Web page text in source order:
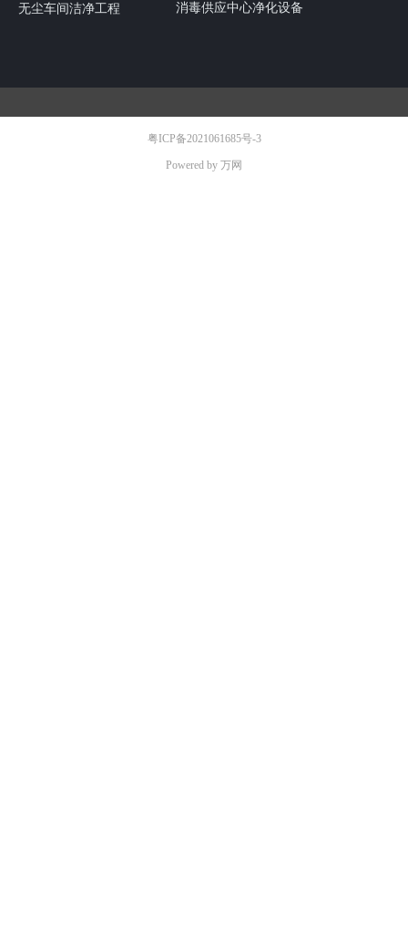
无尘车间洁净工程 消毒供应中心净化设备
粤ICP备2021061685号-3
Powered by 万网